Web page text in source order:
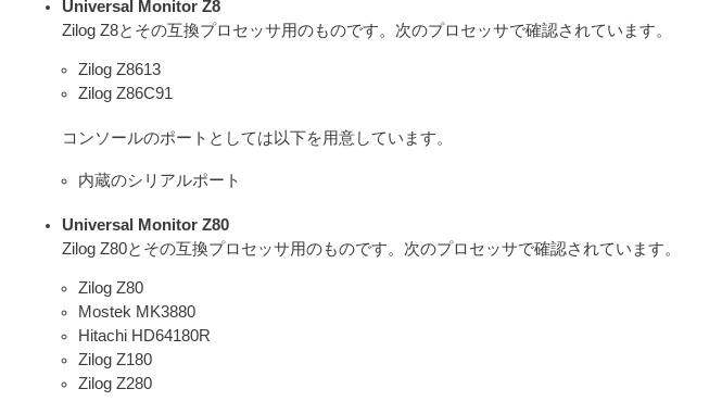
Universal Monitor Z8
Zilog Z8とその互換プロセッサ用のものです。次のプロセッサで確認されています。
Zilog Z8613
Zilog Z86C91
コンソールのポートとしては以下を用意しています。
内蔵のシリアルポート
Universal Monitor Z80
Zilog Z80とその互換プロセッサ用のものです。次のプロセッサで確認されています。
Zilog Z80
Mostek MK3880
Hitachi HD64180R
Zilog Z180
Zilog Z280